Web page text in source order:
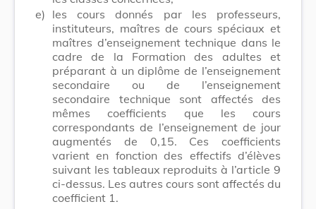
e) les cours donnés par les professeurs,
instituteurs, maîtres de cours spéciaux et
maîtres d’enseignement technique dans le
cadre de la Formation des adultes et
préparant à un diplôme de l’enseignement
secondaire ou de l’enseignement
secondaire technique sont affectés des
mêmes coefficients que les cours
correspondants de l’enseignement de jour
augmentés de 0,15. Ces coefficients
varient en fonction des effectifs d’élèves
suivant les tableaux reproduits à l’article 9
ci-dessus. Les autres cours sont affectés du
coefficient 1.